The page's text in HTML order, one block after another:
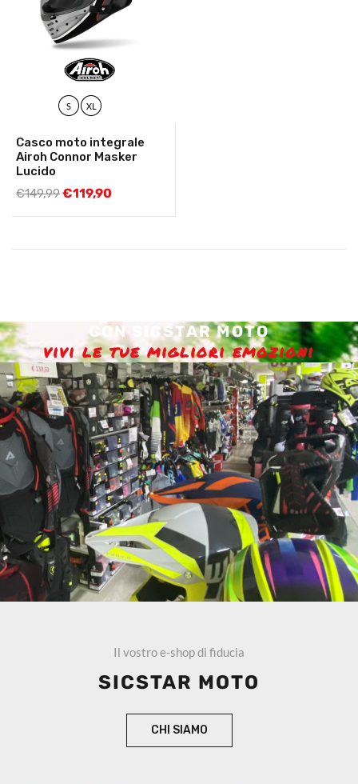
S XL
Casco moto integrale
Airoh Connor Masker
Lucido
€149,99€119,90
CON SICSTAR MOTO
vivi le tue migliori emozioni
Il vostro e-shop di fiducia
SICSTAR MOTO
CHI SIAMO